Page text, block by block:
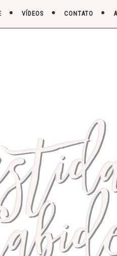
VÍDEOS CONTATO